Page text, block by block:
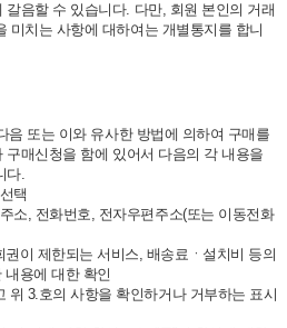
갈음할 수 있습니다. 다만, 회원 본인의 거래
미치는 사항에 대하여는 개별통지를 합니
음 또는 이와 유사한 방법에 의하여 구매를
구매신청을 함에 있어서 다음의 각 내용을
다.
택
소, 전화번호, 전자우편주소(또는 이동전화
권이 제한되는 서비스, 배송료ㆍ설치비 등의
내용에 대한 확인
위 3.호의 사항을 확인하거나 거부하는 표시